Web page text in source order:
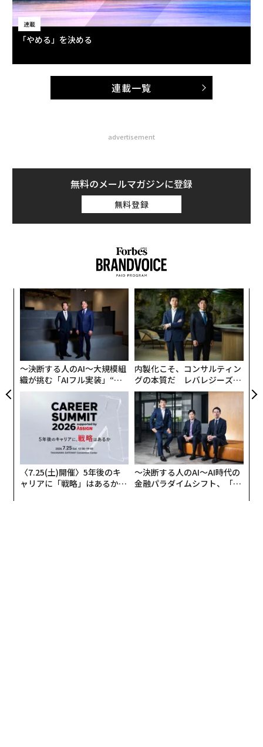
連載
「やめる」を決める
連載一覧
advertisement
無料のメールマガジンに登録
無料登録
〜決断する人のAI〜大規模組
織が挑む「AIフル実装」“使
う”企業から“動く”企業へ【N
TTドコモビジネス×PwC】
内製化こそ、コンサルティン
グの本質だ レバレジーズが
実践する、次世代ファームの
全貌
〈7.25(土)開催〉5年後のキ
ャリアに「戦略」はあるか。
〜決断する人のAI〜AI時代の
金融パラダイムシフト、「超